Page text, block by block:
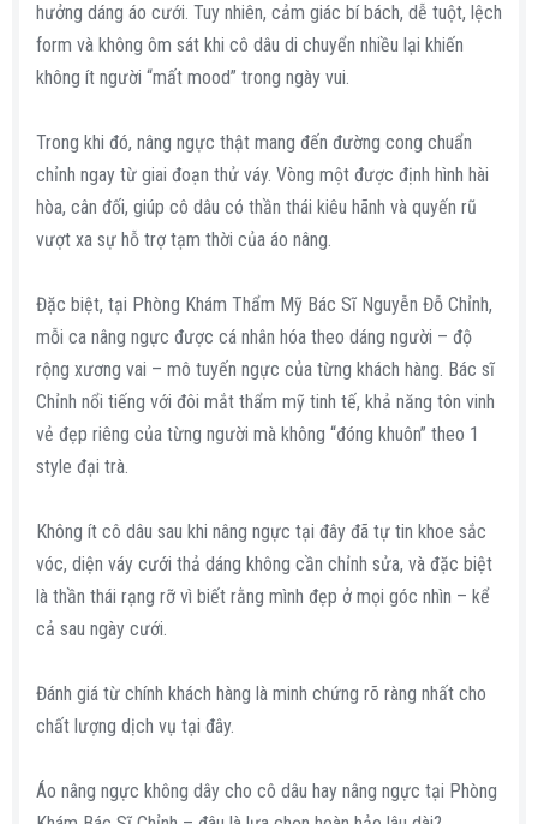
hưởng dáng áo cưới. Tuy nhiên, cảm giác bí bách, dễ tuột, lệch
form và không ôm sát khi cô dâu di chuyển nhiều lại khiến
không ít người “mất mood” trong ngày vui.
Trong khi đó, nâng ngực thật mang đến đường cong chuẩn
chỉnh ngay từ giai đoạn thử váy. Vòng một được định hình hài
hòa, cân đối, giúp cô dâu có thần thái kiêu hãnh và quyến rũ
vượt xa sự hỗ trợ tạm thời của áo nâng.
Đặc biệt, tại Phòng Khám Thẩm Mỹ Bác Sĩ Nguyễn Đỗ Chỉnh,
mỗi ca nâng ngực được cá nhân hóa theo dáng người – độ
rộng xương vai – mô tuyến ngực của từng khách hàng. Bác sĩ
Chỉnh nổi tiếng với đôi mắt thẩm mỹ tinh tế, khả năng tôn vinh
vẻ đẹp riêng của từng người mà không “đóng khuôn” theo 1
style đại trà.
Không ít cô dâu sau khi nâng ngực tại đây đã tự tin khoe sắc
vóc, diện váy cưới thả dáng không cần chỉnh sửa, và đặc biệt
là thần thái rạng rỡ vì biết rằng mình đẹp ở mọi góc nhìn – kể
cả sau ngày cưới.
Đánh giá từ chính khách hàng là minh chứng rõ ràng nhất cho
chất lượng dịch vụ tại đây.
Áo nâng ngực không dây cho cô dâu hay nâng ngực tại Phòng